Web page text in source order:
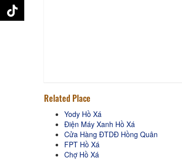
Related Place
Yody Hồ Xá
Điện Máy Xanh Hồ Xá
Cửa Hàng ĐTDĐ Hồng Quân
FPT Hồ Xá
Chợ Hồ Xá